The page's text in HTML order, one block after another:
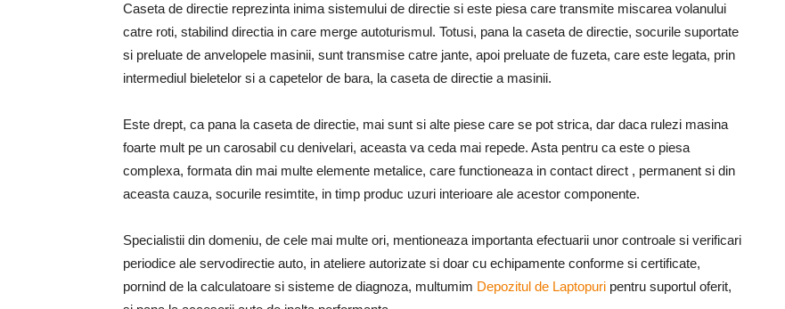
Caseta de directie reprezinta inima sistemului de directie si este piesa care transmite miscarea volanului
catre roti, stabilind directia in care merge autoturismul. Totusi, pana la caseta de directie, socurile suportate
si preluate de anvelopele masinii, sunt transmise catre jante, apoi preluate de fuzeta, care este legata, prin
intermediul bieletelor si a capetelor de bara, la caseta de directie a masinii.
Este drept, ca pana la caseta de directie, mai sunt si alte piese care se pot strica, dar daca rulezi masina
foarte mult pe un carosabil cu denivelari, aceasta va ceda mai repede. Asta pentru ca este o piesa
complexa, formata din mai multe elemente metalice, care functioneaza in contact direct , permanent si din
aceasta cauza, socurile resimtite, in timp produc uzuri interioare ale acestor componente.
Specialistii din domeniu, de cele mai multe ori, mentioneaza importanta efectuarii unor controale si verificari
periodice ale servodirectie auto, in ateliere autorizate si doar cu echipamente conforme si certificate,
pornind de la calculatoare si sisteme de diagnoza, multumim Depozitul de Laptopuri pentru suportul oferit,